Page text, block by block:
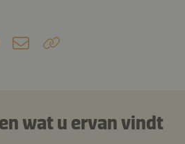
wat u ervan vindt